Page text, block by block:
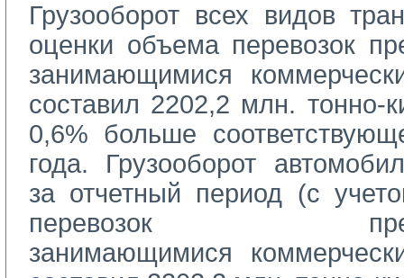
Грузооборот всех видов
оценки объема перевозок
занимающимися
cоставил 2202,2 млн. тонно-
0,6% больше
года. Грузооборот
за отчетный период (с
перевозок
занимающимися